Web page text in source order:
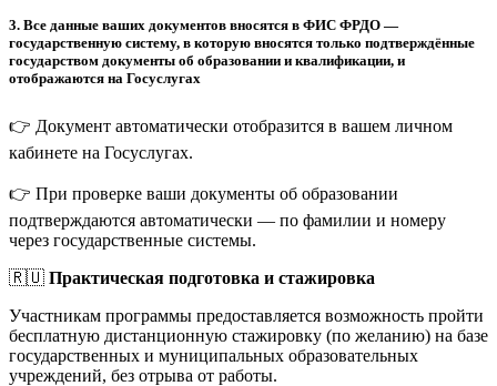
3. Все данные ваших документов вносятся в ФИС ФРДО —
государственную систему, в которую вносятся только подтверждённые
государством документы об образовании и квалификации, и
отображаются на Госуслугах
👉 Документ автоматически отобразится в вашем личном
кабинете на Госуслугах.
👉 При проверке ваши документы об образовании
подтверждаются автоматически — по фамилии и номеру
через государственные системы.
🇷🇺 Практическая подготовка и стажировка
Участникам программы предоставляется возможность пройти
бесплатную дистанционную стажировку (по желанию) на базе
государственных и муниципальных образовательных
учреждений, без отрыва от работы.